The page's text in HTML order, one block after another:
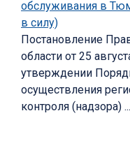
обслуживания в
в силу)
Постановление
области от 25
утверждении
осуществления
контроля (надзора) ...